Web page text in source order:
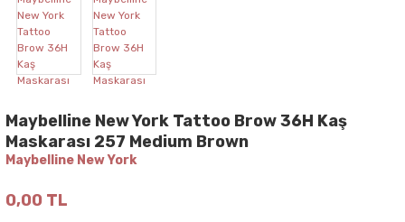
Maybelline New York Tattoo Brow 36H Kaş
Maskarası 257 Medium Brown
Maybelline New York
0,00 TL